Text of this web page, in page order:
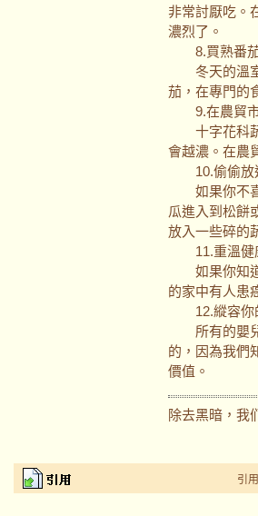
非常討厭吃。
濃烈了。
8.買熟番
冬天的溫室
茄，在專門的
9.在農貿市
十字花科蔬
會越濃。在農
10.偷偷放
如果你不喜
瓜進入到松餅
放入一些碎的
11.重溫健
如果你知道
的家中有人患
12.縱容你
所有的嬰兒
的，因為我們
價值。
除去黑暗，我
引